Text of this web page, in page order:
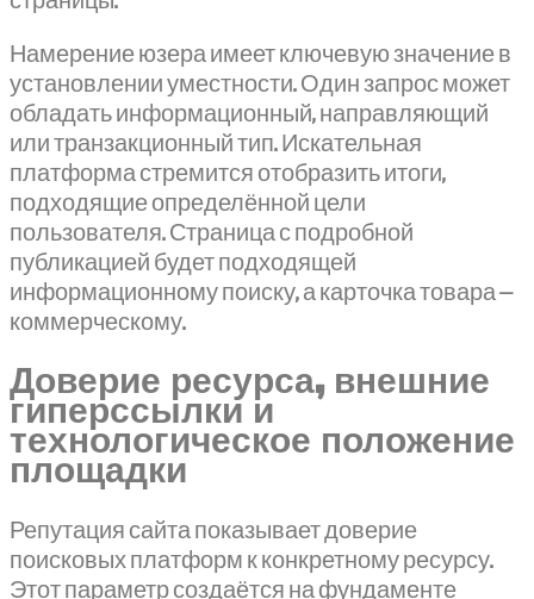
Намерение юзера имеет ключевую значение в
установлении уместности. Один запрос может
обладать информационный, направляющий
или транзакционный тип. Искательная
платформа стремится отобразить итоги,
подходящие определённой цели
пользователя. Страница с подробной
публикацией будет подходящей
информационному поиску, а карточка товара —
коммерческому.
Доверие ресурса, внешние
гиперссылки и
технологическое положение
площадки
Репутация сайта показывает доверие
поисковых платформ к конкретному ресурсу.
Этот параметр создаётся на фундаменте